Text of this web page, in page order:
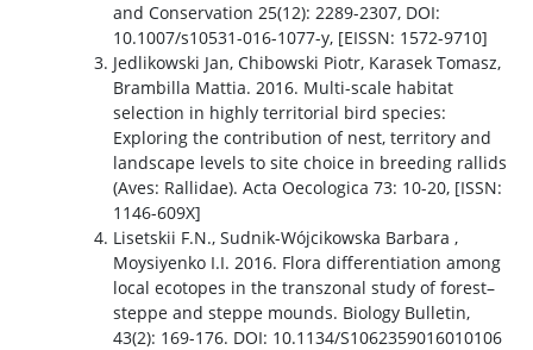
Laboratoria IBŚ
Laboratorium Biogeochemii i Ochrony Środowiska
Staże dla absolwentów
Wykaz aparatury i sprzętu terenowego
Laboratorium Fitotronowe IBŚ
and Conservation 25(12): 2289-2307, DOI:
10.1007/s10531-016-1077-y, [EISSN: 1572-9710]
Jedlikowski Jan, Chibowski Piotr, Karasek Tomasz,
Brambilla Mattia. 2016. Multi-scale habitat
selection in highly territorial bird species:
Exploring the contribution of nest, territory and
landscape levels to site choice in breeding rallids
(Aves: Rallidae). Acta Oecologica 73: 10-20, [ISSN:
1146-609X]
Lisetskii F.N., Sudnik-Wójcikowska Barbara ,
Moysiyenko I.I. 2016. Flora differentiation among
local ecotopes in the transzonal study of forest–
steppe and steppe mounds. Biology Bulletin,
43(2): 169-176. DOI: 10.1134/S1062359016010106